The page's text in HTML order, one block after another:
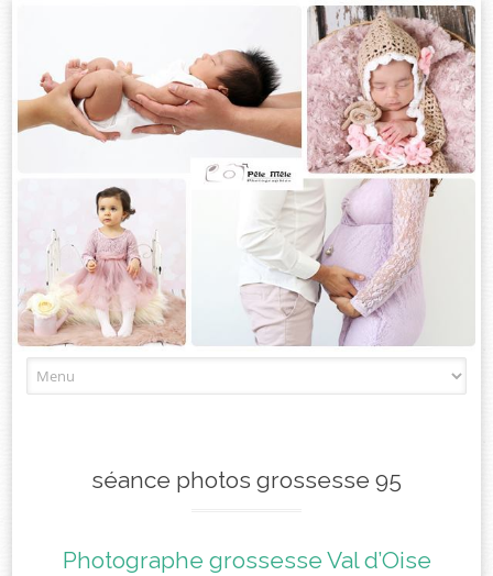
to
séance photos grossesse 95
Photographe grossesse Val d’Oise